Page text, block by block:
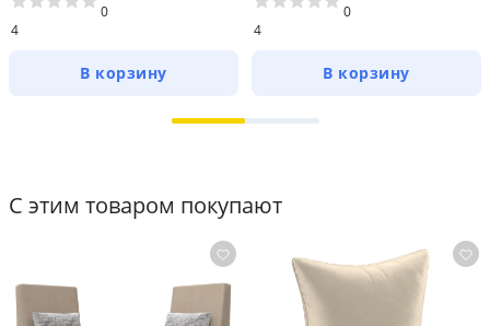
4
0
В корзину
4
0
В корзину
С этим товаром покупают